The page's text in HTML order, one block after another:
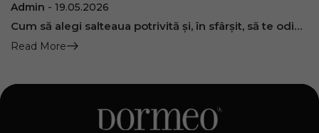
Admin 19.05.2026
Cum să alegi salteaua potrivită și, în sfârșit, să te odihnești cu adevărat
Read More